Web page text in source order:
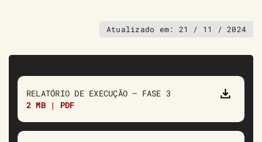
Atualizado em: 21 / 11 / 2024
RELATÓRIO DE EXECUÇÃO – FASE 3
2 MB | PDF